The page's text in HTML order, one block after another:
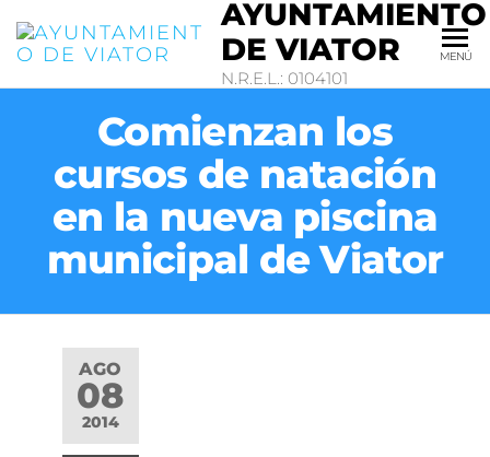
AYUNTAMIENTO
DE VIATOR
N.R.E.L.: 0104101
MENÚ
Comienzan los
cursos de natación
en la nueva piscina
municipal de Viator
AGO
08
2014